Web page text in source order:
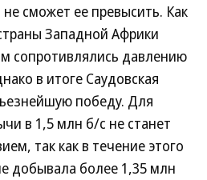
сможет ее превысить. Как
Западной Африки
сопротивлялись давлению
в итоге Саудовская
победу. Для
в 1,5 млн б/с не станет
так как в течение этого
добывала более 1,35 млн